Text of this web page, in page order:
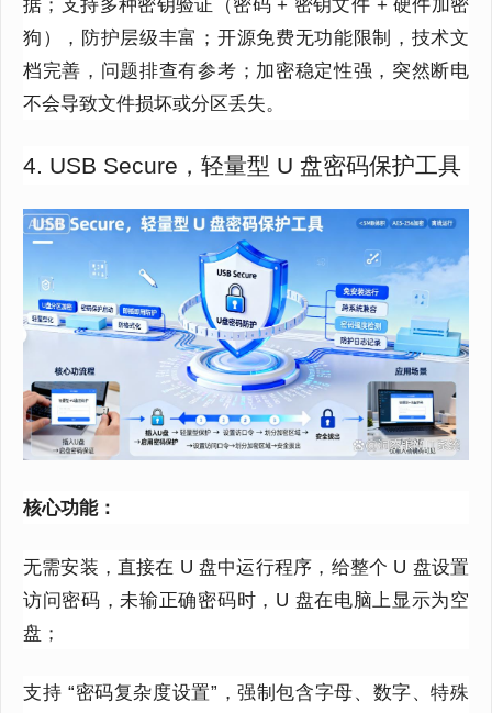
狗），防护层级丰富；开源免费无功能限制，技术文
档完善，问题排查有参考；加密稳定性强，突然断电
不会导致文件损坏或分区丢失。
4. USB Secure，轻量型 U 盘密码保护工具
核心功能：
无需安装，直接在 U 盘中运行程序，给整个 U 盘设置
访问密码，未输正确密码时，U 盘在电脑上显示为空
盘；
支持 “密码复杂度设置”，强制包含字母、数字、特殊